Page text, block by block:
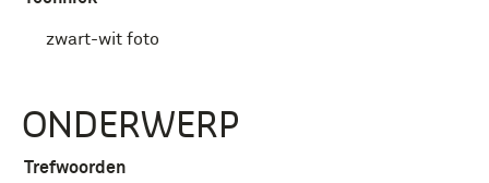
zwart-wit foto
ONDERWERP
Trefwoorden